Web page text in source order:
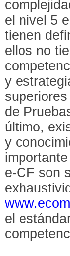
el nivel 5
tienen
ellos no
y
de
último,
y
e-CF son
el